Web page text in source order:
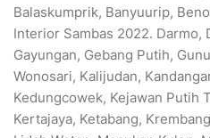
Balaskumprik, Banyuurip,
Interior Sambas 2022. Darmo,
Gayungan, Gebang Putih,
Wonosari, Kalijudan,
Kedungcowek, Kejawan Putih
Kertajaya, Ketabang,